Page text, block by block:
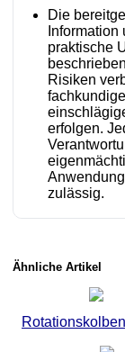
Die
praktische
Risiken
erfolgen.
zulässig.
Ähnliche Artikel